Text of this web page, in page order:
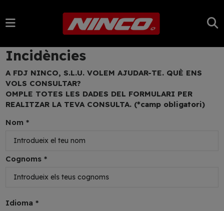
Incidències
A FDJ NINCO, S.L.U. VOLEM AJUDAR-TE. QUÈ ENS
VOLS CONSULTAR?
OMPLE TOTES LES DADES DEL FORMULARI PER
REALITZAR LA TEVA CONSULTA. (*camp obligatori)
Nom *
Cognoms *
Idioma *